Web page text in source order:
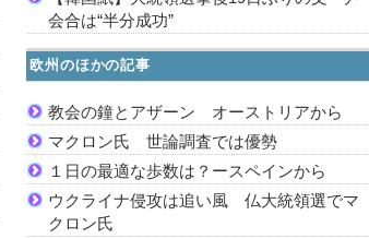
会合は“半分成功”
欧州のほかの記事
教会の鐘とアザーン オーストリアから
マクロン氏 世論調査では優勢
１日の最適な歩数は？ースペインから
ウクライナ侵攻は追い風 仏大統領選でマ
クロン氏